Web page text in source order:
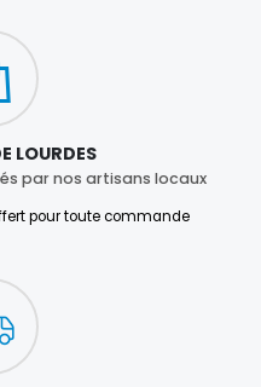
LOURDES
par nos artisans locaux
pour toute commande